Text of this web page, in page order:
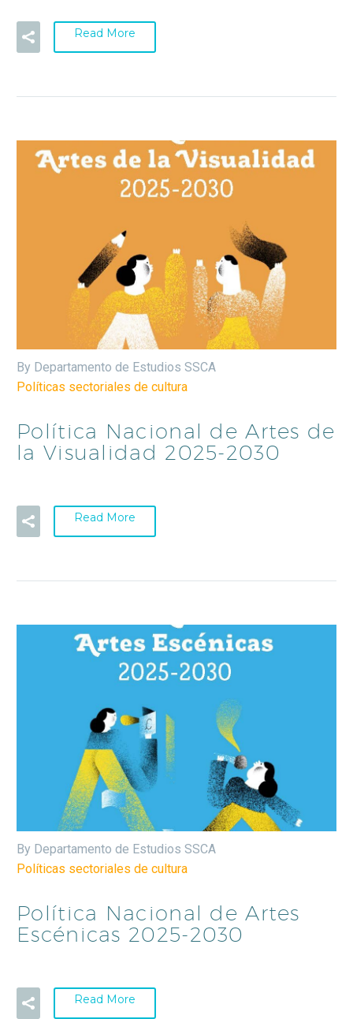
Read More
By Departamento de Estudios SSCA
Políticas sectoriales de cultura
Política Nacional de Artes de
la Visualidad 2025-2030
Read More
By Departamento de Estudios SSCA
Políticas sectoriales de cultura
Política Nacional de Artes
Escénicas 2025-2030
Read More